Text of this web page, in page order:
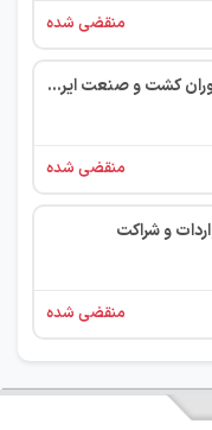
منقضی شده
استخدام انباردار در شرکت نام آوران کشت و صنعت ایرانیان
منقضی شده
و شراکت
منقضی شده